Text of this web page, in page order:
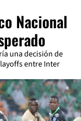
Nacional
una decisión de
entre Inter